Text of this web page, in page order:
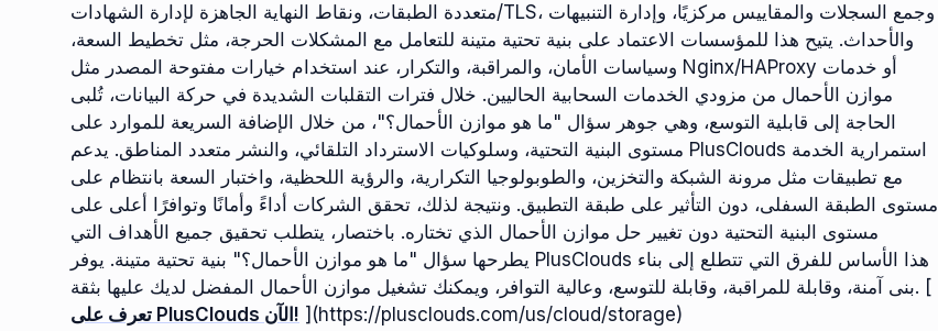
متعددة الطبقات، ونقاط النهاية الجاهزة لإدارة الشهادات/TLS، وجمع السجلات والمقاييس مركزيًا، وإدارة التنبيهات
والأحداث. يتيح هذا للمؤسسات الاعتماد على بنية تحتية متينة للتعامل مع المشكلات الحرجة، مثل تخطيط السعة،
وسياسات الأمان، والمراقبة، والتكرار، عند استخدام خيارات مفتوحة المصدر مثل Nginx/HAProxy أو خدمات
موازن الأحمال من مزودي الخدمات السحابية الحاليين. خلال فترات التقلبات الشديدة في حركة البيانات، تُلبى
الحاجة إلى قابلية التوسع، وهي جوهر سؤال "ما هو موازن الأحمال؟"، من خلال الإضافة السريعة للموارد على
مستوى البنية التحتية، وسلوكيات الاسترداد التلقائي، والنشر متعدد المناطق. يدعم PlusClouds استمرارية الخدمة
مع تطبيقات مثل مرونة الشبكة والتخزين، والطوبولوجيا التكرارية، والرؤية اللحظية، واختبار السعة بانتظام على
مستوى الطبقة السفلى، دون التأثير على طبقة التطبيق. ونتيجة لذلك، تحقق الشركات أداءً وأمانًا وتوافرًا أعلى على
مستوى البنية التحتية دون تغيير حل موازن الأحمال الذي تختاره. باختصار، يتطلب تحقيق جميع الأهداف التي
يطرحها سؤال "ما هو موازن الأحمال؟" بنية تحتية متينة. يوفر PlusClouds هذا الأساس للفرق التي تتطلع إلى بناء
بنى آمنة، وقابلة للمراقبة، وقابلة للتوسع، وعالية التوافر، ويمكنك تشغيل موازن الأحمال المفضل لديك عليها بثقة. [
تعرف على PlusClouds الآن! ](https://plusclouds.com/us/cloud/storage)